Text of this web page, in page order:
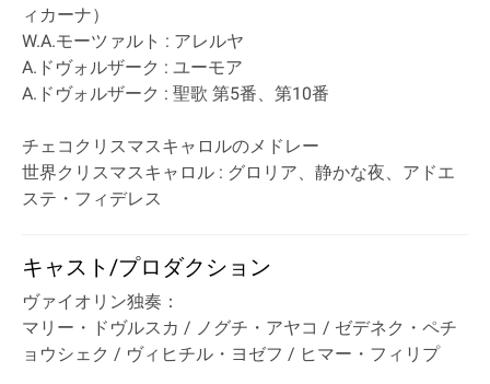
ィカーナ）
W.A.モーツァルト : アレルヤ
A.ドヴォルザーク : ユーモア
A.ドヴォルザーク : 聖歌 第5番、第10番
チェコクリスマスキャロルのメドレー
世界クリスマスキャロル : グロリア、静かな夜、アドエ
ステ・フィデレス
キャスト/プロダクション
ヴァイオリン独奏：
マリー・ドヴルスカ / ノグチ・アヤコ / ゼデネク・ペチ
ョウシェク / ヴィヒチル・ヨゼフ / ヒマー・フィリプ